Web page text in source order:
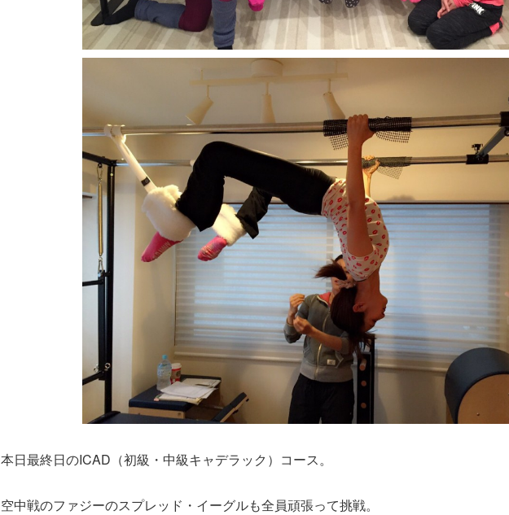
本日最終日のICAD（初級・中級キャデラック）コース。
空中戦のファジーのスプレッド・イーグルも全員頑張って挑戦。